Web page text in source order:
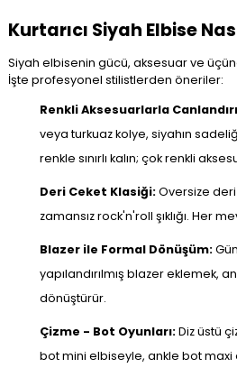
Kurtarıcı Siyah Elbise
Siyah elbisenin gücü, aksesuar ve
İşte profesyonel stilistlerden öneriler:
Renkli Aksesuarlarla
veya turkuaz kolye, siyahın
renkle sınırlı kalın; çok renkli
Deri Ceket Klasiği:Oversize
zamansız rock'n'roll şıklığı. Her
Blazer ile Formal Dönüşüm:
yapılandırılmış blazer eklemek,
dönüştürür.
Çizme - Bot Oyunları:Diz üstü
bot mini elbiseyle, ankle bot